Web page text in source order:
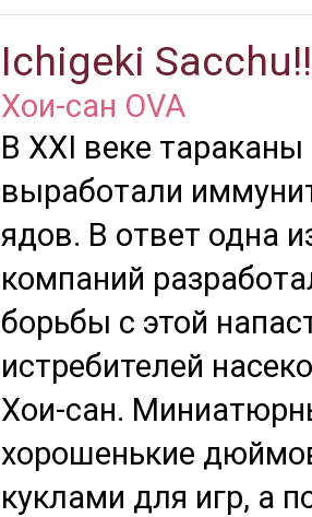
Ichigeki
Хои-сан OVA
В XXI веке
выработали
ядов. В ответ одна
компаний
борьбы с этой
истребителей
Хои-сан.
хорошенькие
куклами для игр, а